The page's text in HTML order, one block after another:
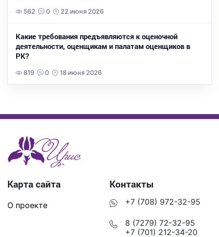
562 0 22 июня 2026
Какие требования предъявляются к оценочной
деятельности, оценщикам и палатам оценщиков в
РК?
819 0 18 июня 2026
Карта сайта
О проекте
Контакты
+7 (708) 972-32-95
8 (7279) 72-32-95
+7 (701) 212-34-20